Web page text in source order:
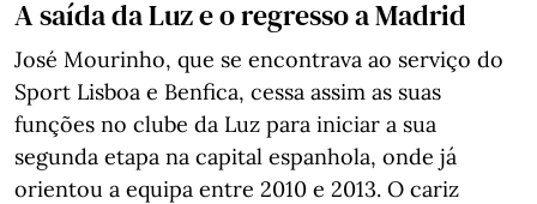
A saída da Luz e o regresso a Madrid
José Mourinho, que se encontrava ao serviço do
Sport Lisboa e Benfica, cessa assim as suas
funções no clube da Luz para iniciar a sua
segunda etapa na capital espanhola, onde já
orientou a equipa entre 2010 e 2013. O cariz